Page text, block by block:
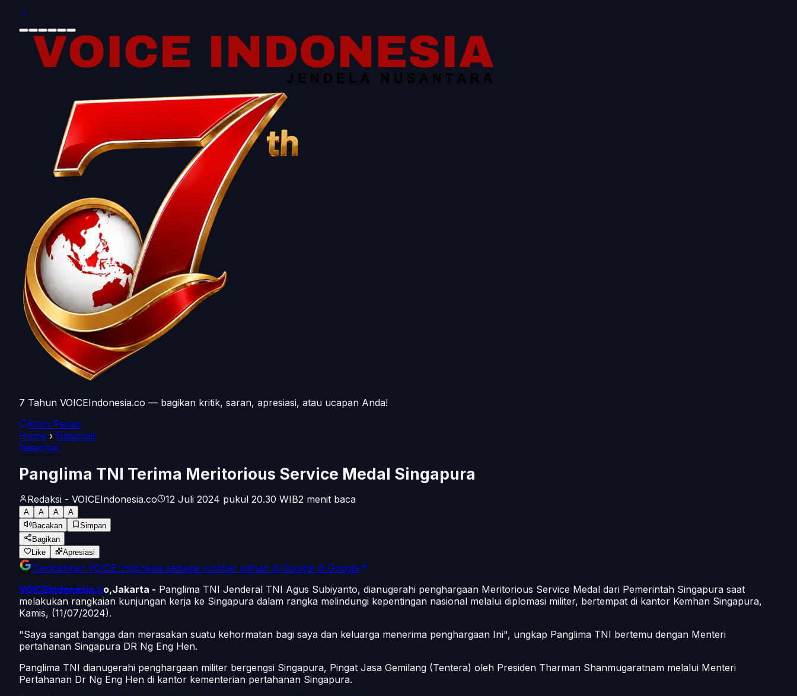
7 Tahun VOICEIndonesia.co — bagikan kritik, saran, apresiasi, atau ucapan Anda!
Kirim Pesan
Home › Nasional
Nasional
Panglima TNI Terima Meritorious Service Medal Singapura
Redaksi - VOICEIndonesia.co 12 Juli 2024 pukul 20.30 WIB2 menit baca
A A A
A
Bacakan
Simpan
Bagikan
Like
Apresiasi
Tambahkan VOICE Indonesia sebagai sumber pilihan di Google di Google
VOICEIndonesia.co,Jakarta - Panglima TNI Jenderal TNI Agus Subiyanto, dianugerahi penghargaan Meritorious Service Medal dari Pemerintah Singapura saat
melakukan rangkaian kunjungan kerja ke Singapura dalam rangka melindungi kepentingan nasional melalui diplomasi militer, bertempat di kantor Kemhan Singapura,
Kamis, (11/07/2024).
"Saya sangat bangga dan merasakan suatu kehormatan bagi saya dan keluarga menerima penghargaan Ini", ungkap Panglima TNI bertemu dengan Menteri
pertahanan Singapura DR Ng Eng Hen.
Panglima TNI dianugerahi penghargaan militer bergengsi Singapura, Pingat Jasa Gemilang (Tentera) oleh Presiden Tharman Shanmugaratnam melalui Menteri
Pertahanan Dr Ng Eng Hen di kantor kementerian pertahanan Singapura.